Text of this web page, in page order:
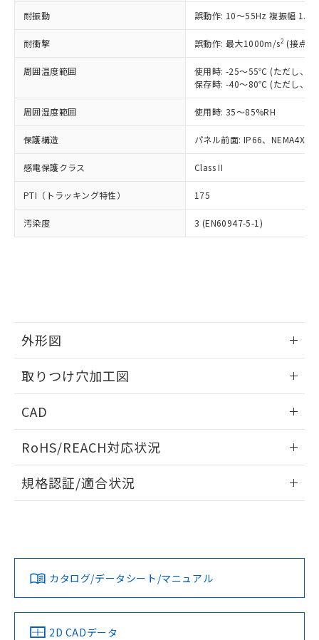
耐振動 誤動作: 10～55Hz 複振幅
耐衝撃 誤動作: 最大1000m/s2 (接点
周囲温度範囲
使用時: -25～55℃ (ただし、氷
保存時: -40～80℃ (ただし、氷
周囲湿度範囲 使用時: 35～85%RH
保護構造 パネル前面: IP66、NEMA4X,
感電保護クラス Class II
PTI（トラッキング特性） 175
汚染度 3 (EN60947-5-1)
外形図
取りつけ穴加工図
CAD
ドすることができます。
ログイン/会員登録
ダウンロードデータをご利用いただく前に、以下を必ずお読
みください。
ソフトウェアの使用条件
RoHS/REACH対応状況
EU RoHS 注意事項・凡例
対応済み
中国 RoHS 注意事項・凡例
規格認証/適合状況
LR型式承認
（イギリス
船舶規格）
DNV型式承認
（ノルウェー
BV型式承認
（フランス
KR型式
（韓国
カタログ/データシート/マニュアル
2D CADデータ
正式な納期状況および標準価格はお客
様のお取引先、またはお客様担当のオ
ムロン制御機器販売店・当社販売員に
オムロン制御機器販売店や当社販売拠
販売ネットワーク
」をご確認
在庫状況および標準価格結果を当社の
示しないようお願いします。
マイパーツ機能（部品リスト作成サー
ビス）をご利用いただくには、I-Web
メンバーズにご登録されている必要が
お客様が当ウェブサイト上で当社にご
登録された部品リストについて、当社
の共同利用に関して"
の「1.共同利
指します。
ルベンジル（BBP） 1000ppm以下、フタル酸ジブチル
（DBP） 1000ppm以下、フタル酸ジイソブチル
但し、RoHS指令で産業用監視および制御機器に対する
フタル酸エステル類の４物質については閾値を超える意
図的な使用がないことを確認しています。
部品在庫の切り替え状況などにより、予定
月が前後することがあります。
※3 非含有証明書ダウンロード
51物質の非含有証明書（当社基準）
※本証明書は発行日時点で非含有を証明す
るもので、過去に遡って非含有を証明する
また、RoHS指令のフタル酸エステル類４
物質の対応では、対応完了までの期間は出
既に当社にて対応品への在庫切替を完了
していることから、特段のことがない限
り、2022年1月12日より割愛しておりま
す。
DBP(フタル酸ジブチル) : 1000ppm、 DIBP(フタル酸ジ
イソブチル) : 1000ppm、 BBP(フタル酸ブチルベンジ
「ｅ」：有害物質（10物質）のすべてが基
準値以下であることを示します。
「10」：通常の使用状況下において有害物
質が外部に漏えいし、環境に深刻な影響を
及ぼさない年数を意味します。
「－」：未確認です。当社販売部門へお問
全に破砕するなど、違法に輸出されな
いよう必要な手段を講じます。
当社は貴社製品を、核兵器、ミサイ
ル、化学兵器、生物兵器またはその他
武器並びにこれらの製造装置等に一切
当社は、貴社製品を第三者に販売する
場合は、上記1、2および3の内容を当
該第三者に通知します。また当社は、
販売先および販売に係わる関係者が違
法に輸出するおそれがある場合は、取
－
在庫なし(最新の在庫状況につ
いては、お客様のお取引先、ま
たはお客様担当のオムロン制御
機器販売店・当社販売員にご確
空
受注生産機種、また在庫状況の
情報を公開していない機種